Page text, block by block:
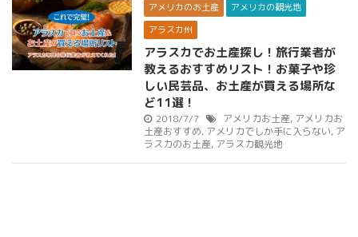
アメリカのお土産
アメリカの観光地
アラスカ州
アラスカでお土産探し！旅行業者が
教えるおすすめリスト！お菓子や珍
しい民芸品、お土産が買える場所な
ど11選！
2018/7/7 アメリカお土産, アメリカお
土産おすすめ, アメリカでしか手に入らない, ア
ラスカのお土産, アラスカ観光地